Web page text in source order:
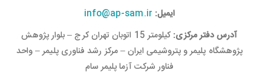
ایمیل: info@ap-sam.ir
آدرس دفتر مرکزی:
کیلومتر 15 اتوبان تهران کرج – بلوار پژوهش
پژوهشگاه پلیمر و پتروشیمی ایران – مرکز رشد فناوری پلیمر – واحد
فناور شرکت آزما پلیمر سام